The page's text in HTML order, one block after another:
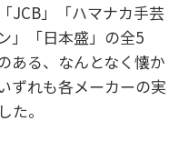
JCB」「ハマナカ手芸
」「日本盛」の全5
ある、なんとなく懐か
ずれも各メーカーの実
。